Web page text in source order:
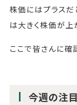
株価にはプラスだ
は大きく株価が上
ここで皆さんに確
今週の注